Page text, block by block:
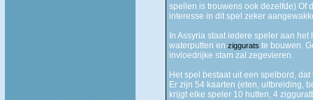
spellen is trouwens ook dezelfde) Of
interesse in dit spel zeker
In Assyria staat iedere speler aan
waterputten enzigguratste bouwen.
invloedrijke stam zal zegevieren.
Het spel bestaat uit een spelbord,
Er zijn 54 kaarten (eten, uitbreiding,
krijgt elke speler 10 hutten, 4